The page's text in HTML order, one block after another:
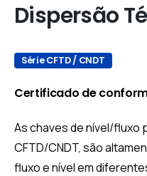
Dispersão
Série CFTD / CNDT
Certificado de
As chaves de nível/fluxo
CFTD/CNDT, são
fluxo e nível em